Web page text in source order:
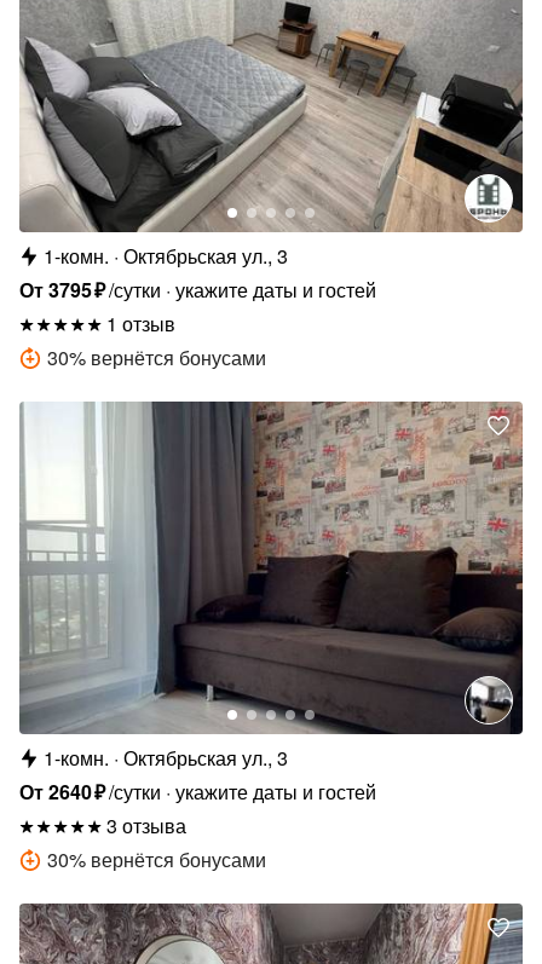
1-комн. Октябрьская ул., 3
От3795₽/сутки укажите даты и гостей
1 отзыв
30% вернётся бонусами
1-комн. Октябрьская ул., 3
От2640₽/сутки укажите даты и гостей
3 отзыва
30% вернётся бонусами